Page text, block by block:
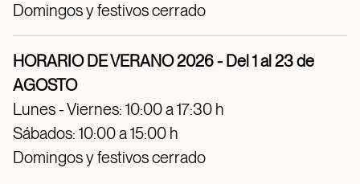
Domingos y festivos cerrado
HORARIO DE VERANO 2026 - Del 1 al 23 de
AGOSTO
Lunes - Viernes: 10:00 a 17:30 h
Sábados: 10:00 a 15:00 h
Domingos y festivos cerrado